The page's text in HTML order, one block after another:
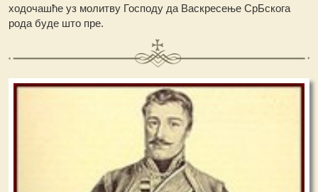
ходочашће уз молитву Господу да Васкресење СрБскога
рода буде што пре.